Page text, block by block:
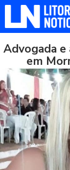
Advogada e
em